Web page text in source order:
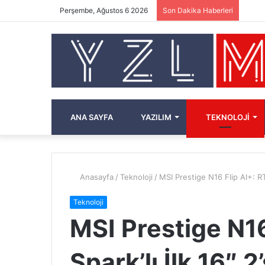
Perşembe, Ağustos 6 2026 Son Dakika Haberleri
ANA SAYFA YAZILIM TEKNOLOJI
Anasayfa / Teknoloji / MSI Prestige N16 Flip AI+:
Teknoloji
MSI Prestige